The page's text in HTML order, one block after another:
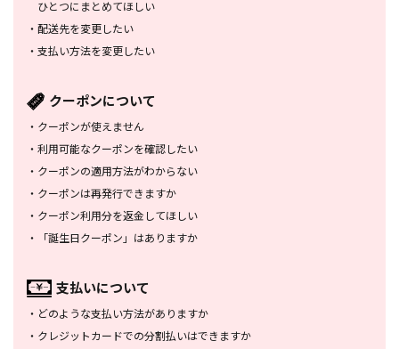
ひとつにまとめてほしい
・ 配送先を変更したい
・ 支払い方法を変更したい
クーポンについて
・ クーポンが使えません
・ 利用可能なクーポンを確認したい
・ クーポンの適用方法がわからない
・ クーポンは再発行できますか
・ クーポン利用分を返金してほしい
・
「誕生日クーポン」はありますか
支払いについて
・ どのような支払い方法がありますか
・ クレジットカードでの分割払いはできますか